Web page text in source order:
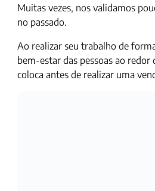
Muitas vezes, nos validamos
no passado.
Ao realizar seu trabalho de
bem-estar das pessoas ao
coloca antes de realizar uma